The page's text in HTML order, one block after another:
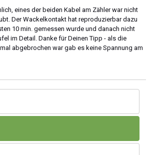
eines der beiden Kabel am Zähler war nicht
Der Wackelkontakt hat reproduzierbar dazu
10 min. gemessen wurde und danach nicht
im Detail. Danke für Deinen Tipp - als die
abgebrochen war gab es keine Spannung am